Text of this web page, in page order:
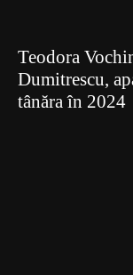
Teodora
Dumitrescu,
tânăra în 2024